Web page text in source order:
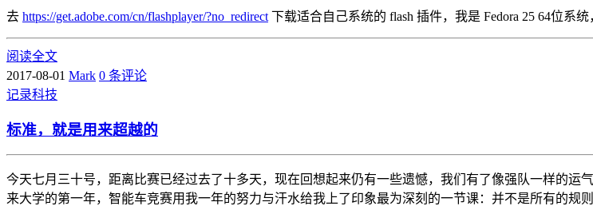
去 https://get.adobe.com/cn/flashplayer/?no_redirect 下载适合自己系统的 flash 插件，我是 Fedora 25 64位系
阅读全文
2017-08-01 Mark 0 条评论
记录科技
标准，就是用来超越的
今天七月三十号，距离比赛已经过去了十多天，现在回想起来仍有一些遗憾，我们有了像强队一样的运
来大学的第一年，智能车竞赛用我一年的努力与汗水给我上了印象最为深刻的一节课：并不是所有的